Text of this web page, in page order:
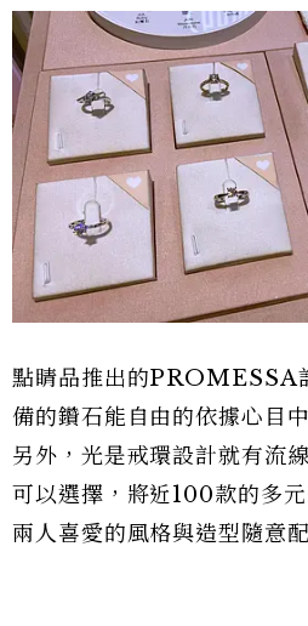
點睛品推出的PROMESSA
備的鑽石能自由的依據心目
另外，光是戒環設計就有流
可以選擇，將近100款的多
兩人喜愛的風格與造型隨意配